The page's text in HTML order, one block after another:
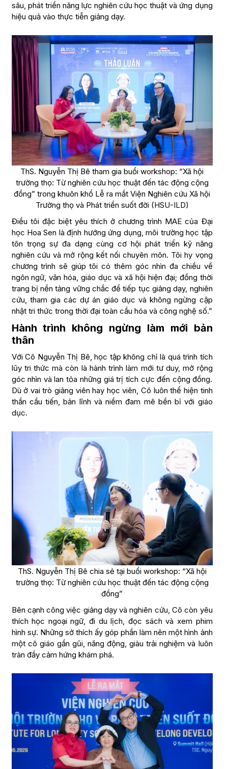
sâu, phát triển năng lực nghiên cứu học thuật và ứng dụng
hiệu quả vào thực tiễn giảng dạy.
ThS. Nguyễn Thị Bê tham gia buổi workshop: “Xã hội
trường thọ: Từ nghiên cứu học thuật đến tác động cộng
đồng” trong khuôn khổ Lễ ra mắt Viện Nghiên cứu Xã hội
Trường thọ và Phát triển suốt đời (HSU-ILD)
Điều tôi đặc biệt yêu thích ở chương trình MAE của Đại
học Hoa Sen là định hướng ứng dụng, môi trường học tập
tôn trọng sự đa dạng cùng cơ hội phát triển kỹ năng
nghiên cứu và mở rộng kết nối chuyên môn. Tôi hy vọng
chương trình sẽ giúp tôi có thêm góc nhìn đa chiều về
ngôn ngữ, văn hóa, giáo dục và xã hội hiện đại; đồng thời
trang bị nền tảng vững chắc để tiếp tục giảng dạy, nghiên
cứu, tham gia các dự án giáo dục và không ngừng cập
nhật tri thức trong thời đại toàn cầu hóa và công nghệ số.”
Hành trình không ngừng làm mới bản
thân
Với Cô Nguyễn Thị Bê, học tập không chỉ là quá trình tích
lũy tri thức mà còn là hành trình làm mới tư duy, mở rộng
góc nhìn và lan tỏa những giá trị tích cực đến cộng đồng.
Dù ở vai trò giảng viên hay học viên, Cô luôn thể hiện tinh
thần cầu tiến, bản lĩnh và niềm đam mê bền bỉ với giáo
dục.
ThS. Nguyễn Thị Bê chia sẻ tại buổi workshop: “Xã hội
trường thọ: Từ nghiên cứu học thuật đến tác động cộng
đồng”
Bên cạnh công việc giảng dạy và nghiên cứu, Cô còn yêu
thích học ngoại ngữ, đi du lịch, đọc sách và xem phim
hình sự. Những sở thích ấy góp phần làm nên một hình ảnh
một cô giáo gần gũi, năng động, giàu trải nghiệm và luôn
tràn đầy cảm hứng khám phá.